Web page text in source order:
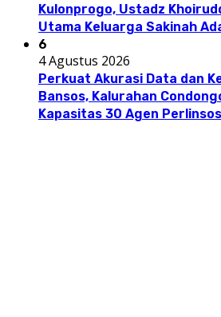
Kulonprogo, Ustadz
Utama Keluarga Sakinah
6
4 Agustus 2026
Perkuat Akurasi Data dan
Bansos, Kalurahan
Kapasitas 30 Agen Perlinsos